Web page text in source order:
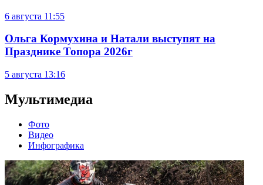
6 августа 11:55
Ольга Кормухина и Натали выступят на
Празднике Топора 2026г
5 августа 13:16
Мультимедиа
Фото
Видео
Инфографика